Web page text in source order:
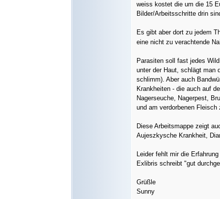
weiss kostet die um die 15
Bilder/Arbeitsschritte drin
Es gibt aber dort zu jedem
eine nicht zu verachtende
Parasiten soll fast jedes
unter der Haut, schlägt man
schlimm). Aber auch
Krankheiten - die auch auf
Nagerseuche, Nagerpest,
und am verdorbenen Fleisch
Diese Arbeitsmappe zeigt
Aujeszkysche Krankheit,
Leider fehlt mir die
Exlibris schreibt "gut
Grüßle
Sunny